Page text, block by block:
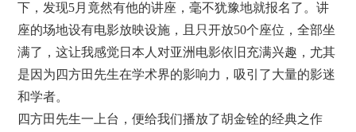
下，发现5月竟然有他的讲座，毫不犹豫地就报名了。讲
座的场地设有电影放映设施，且只开放50个座位，全部坐
满了，这让我感觉日本人对亚洲电影依旧充满兴趣，尤其
是因为四方田先生在学术界的影响力，吸引了大量的影迷
和学者。
四方田先生一上台，便给我们播放了胡金铨的经典之作